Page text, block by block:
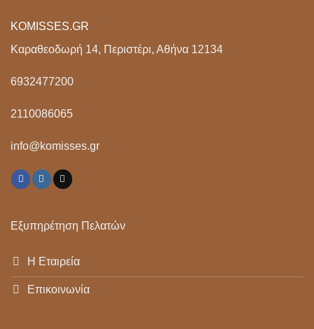
Εξυπηρέτηση Πελατών
Η Εταιρεία
Επικοινωνία
KOMISSES.GR
Καραθεοδωρή 14, Περιστέρι, Αθήνα 12134
6932477200
2110086065
info@komisses.gr